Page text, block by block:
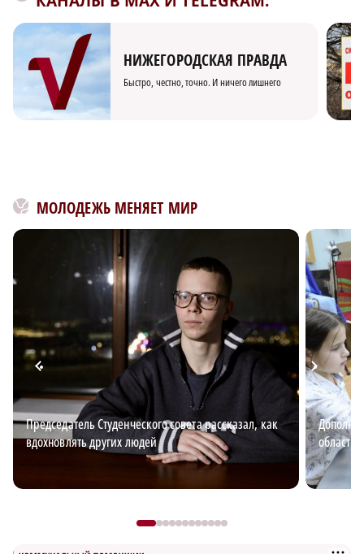
НИЖЕГОРОДСКАЯ ПРАВДА
Быстро, честно, точно. И ничего лишнего
МОЛОДЕЖЬ МЕНЯЕТ МИР
Председатель Студенческого совета рассказал, как
вдохновлять других людей
области: